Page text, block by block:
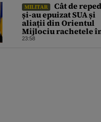
MILITAR
Cât de
și-au epuizat SUA și
aliații din Orientul
Mijlociu rachetele
conflictul cu Iranul
23:58